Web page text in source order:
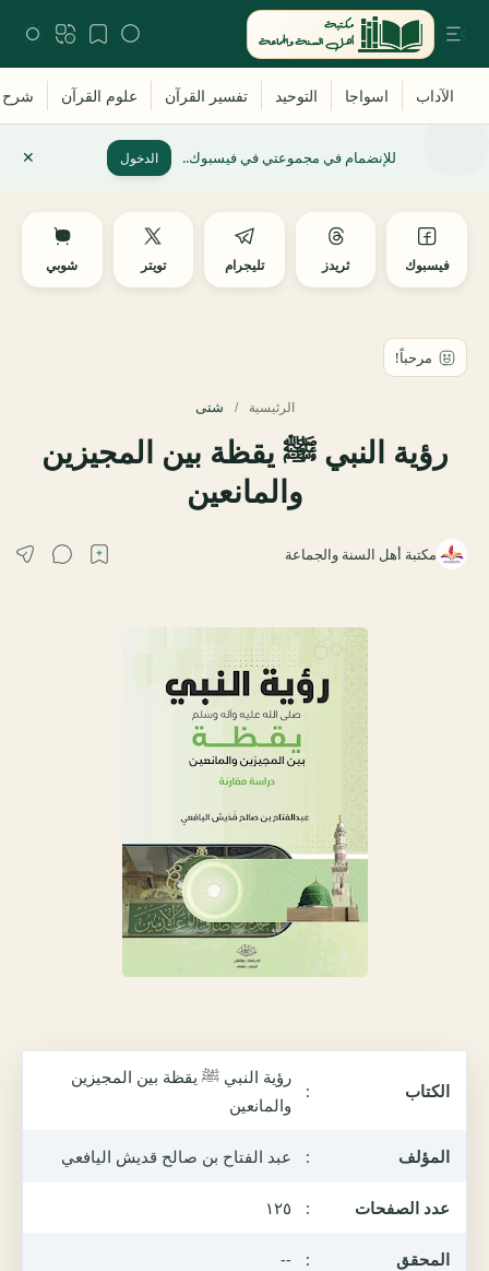
للإنضمام في مجموعتي في فيسبوك.. الدخول
فيسبوك ثريدز تليجرام تويتر شوبي
الرئيسية شتى
رؤية النبي ﷺ يقظة بين المجيزين
والمانعين
الكتاب :
رؤية النبي ﷺ يقظة بين المجيزين
والمانعين
المؤلف : عبد الفتاح بن صالح قديش اليافعي
عدد الصفحات : ١٢٥
المحقق :
--